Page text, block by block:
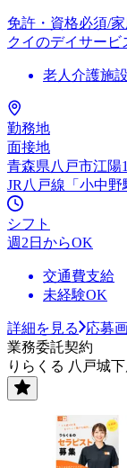
免許・資格必須/
クイのデイサービ
老人介護施
勤務地
面接地
青森県八戸市江陽
JR八戸線「小中
シフト
週2日からOK
交通費支給
未経験OK
詳細を見る
応募
業務委託契約
りらくる 八戸城下